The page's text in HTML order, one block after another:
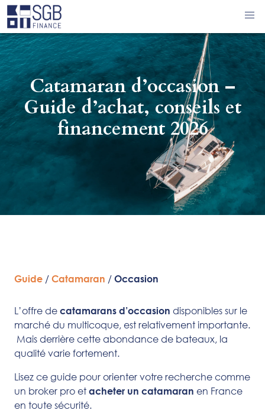
Catamaran d’occasion –
Guide d’achat, conseils et
financement 2026
Guide / Catamaran / Occasion
L’offre de catamarans d’occasion disponibles sur le
marché du multicoque, est relativement importante.
Mais derrière cette abondance de bateaux, la
qualité varie fortement.
Lisez ce guide pour orienter votre recherche comme
un broker pro et acheter un catamaran en France
en toute sécurité.